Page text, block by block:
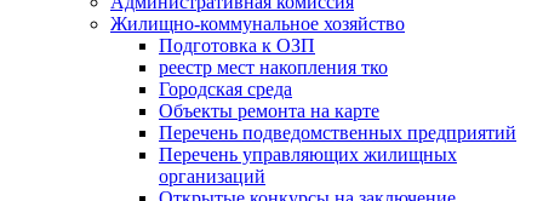
Жилищно-коммунальное хозяйство
Подготовка к ОЗП
реестр мест накопления тко
Городская среда
Объекты ремонта на карте
Перечень подведомственных предприятий
Перечень управляющих жилищных
организаций